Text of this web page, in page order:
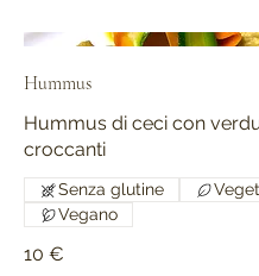
Hummus
Hummus di ceci con
croccanti
10 €
Senza glutine
Vegano